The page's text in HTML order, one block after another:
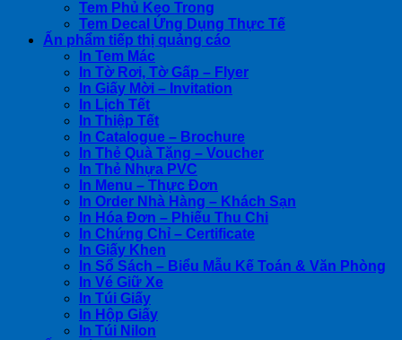
Tem Phủ Keo Trong
Tem Decal Ứng Dụng Thực Tế
Ấn phẩm tiếp thị quảng cáo
In Tem Mác
In Tờ Rơi, Tờ Gấp – Flyer
In Giấy Mời – Invitation
In Lịch Tết
In Thiệp Tết
In Catalogue – Brochure
In Thẻ Quà Tặng – Voucher
In Thẻ Nhựa PVC
In Menu – Thực Đơn
In Order Nhà Hàng – Khách Sạn
In Hóa Đơn – Phiếu Thu Chi
In Chứng Chỉ – Certificate
In Giấy Khen
In Sổ Sách – Biểu Mẫu Kế Toán & Văn Phòng
In Vé Giữ Xe
In Túi Giấy
In Hộp Giấy
In Túi Nilon